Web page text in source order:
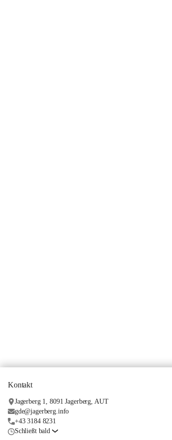
Kontakt
Jagerberg 1, 8091 Jagerberg, AUT
gde@jagerberg.info
+43 3184 8231
Schließt bald